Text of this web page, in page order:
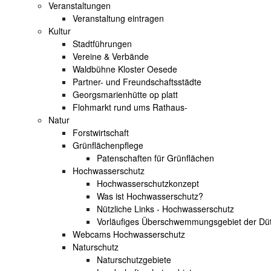
Veranstaltungen
Veranstaltung eintragen
Kultur
Stadtführungen
Vereine & Verbände
Waldbühne Kloster Oesede
Partner- und Freundschaftsstädte
Georgsmarienhütte op platt
Flohmarkt rund ums Rathaus-
Natur
Forstwirtschaft
Grünflächenpflege
Patenschaften für Grünflächen
Hochwasserschutz
Hochwasserschutzkonzept
Was ist Hochwasserschutz?
Nützliche Links - Hochwasserschutz
Vorläufiges Überschwemmungsgebiet der
Webcams Hochwasserschutz
Naturschutz
Naturschutzgebiete